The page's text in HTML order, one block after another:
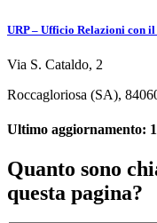
URP – Ufficio Relazioni con
Via S. Cataldo, 2
Roccagloriosa (SA),
Ultimo aggiornamento:
Quanto sono
questa pagina?